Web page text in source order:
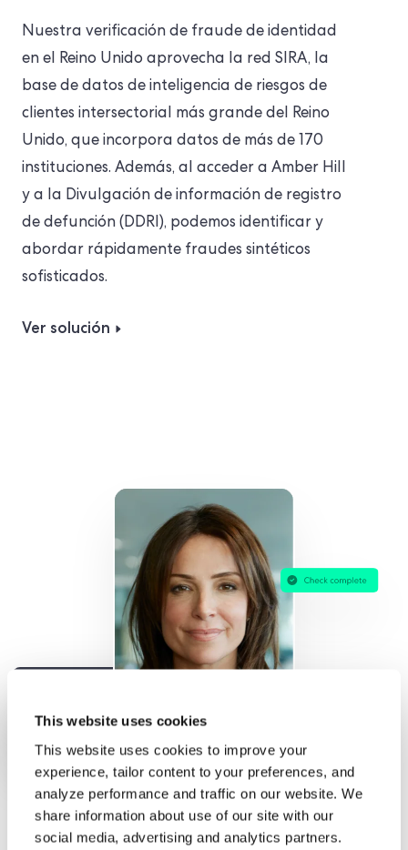
This website uses cookies
This website uses cookies to improve your
experience, tailor content to your preferences, and
analyze performance and traffic on our website. We
share information about use of our site with our
social media, advertising and analytics partners.
Nuestra verificación de fraude de identidad
en el Reino Unido aprovecha la red SIRA, la
base de datos de inteligencia de riesgos de
clientes intersectorial más grande del Reino
Unido, que incorpora datos de más de 170
instituciones. Además, al acceder a Amber Hill
y a la Divulgación de información de registro
de defunción (DDRI), podemos identificar y
abordar rápidamente fraudes sintéticos
sofisticados.
Ver solución
COMPROBANTE DE VERIFICACIÓN DE